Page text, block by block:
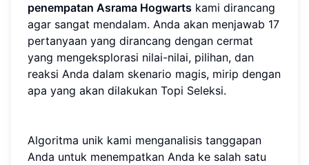
penempatan Asrama Hogwarts kami dirancang
agar sangat mendalam. Anda akan menjawab 17
pertanyaan yang dirancang dengan cermat
yang mengeksplorasi nilai-nilai, pilihan, dan
reaksi Anda dalam skenario magis, mirip dengan
apa yang akan dilakukan Topi Seleksi.
Algoritma unik kami menganalisis tanggapan
Anda untuk menempatkan Anda ke salah satu